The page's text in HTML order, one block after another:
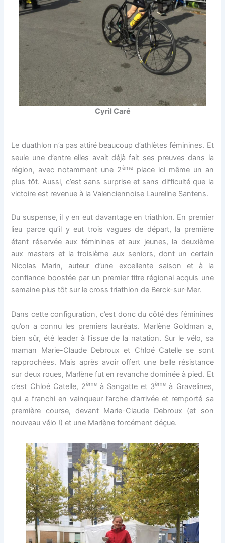
Cyril Caré
Le duathlon n’a pas attiré beaucoup d’athlètes féminines. Et
seule une d’entre elles avait déjà fait ses preuves dans la
région, avec notamment une 2èmeplace ici même un an
plus tôt. Aussi, c’est sans surprise et sans difficulté que la
victoire est revenue à la Valenciennoise Laureline Santens.
Du suspense, il y en eut davantage en triathlon. En premier
lieu parce qu’il y eut trois vagues de départ, la première
étant réservée aux féminines et aux jeunes, la deuxième
aux masters et la troisième aux seniors, dont un certain
Nicolas Marin, auteur d’une excellente saison et à la
confiance boostée par un premier titre régional acquis une
semaine plus tôt sur le cross triathlon de Berck-sur-Mer.
Dans cette configuration, c’est donc du côté des féminines
qu’on a connu les premiers lauréats. Marlène Goldman a,
bien sûr, été leader à l’issue de la natation. Sur le vélo, sa
maman Marie-Claude Debroux et Chloé Catelle se sont
rapprochées. Mais après avoir offert une belle résistance
sur deux roues, Marlène fut en revanche dominée à pied. Et
c’est Chloé Catelle, 2èmeà Sangatte et 3ème à Gravelines,
qui a franchi en vainqueur l’arche d’arrivée et remporté sa
première course, devant Marie-Claude Debroux (et son
nouveau vélo !) et une Marlène forcément déçue.